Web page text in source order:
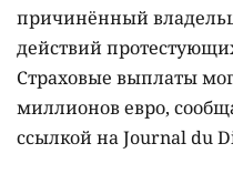
причинённый
действий
Страховые выплаты
миллионов евро,
ссылкой на Journal du